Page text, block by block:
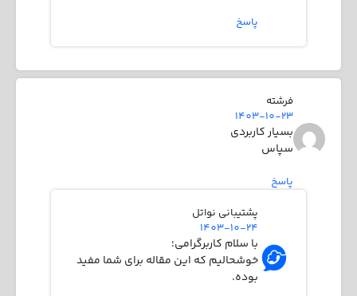
پاسخ
فرشته
1403-10-23
بسیار کاربردی
سپاس
پاسخ
پشتیبانی نواتل
1403-10-24
با سلام کاربرگرامی؛
خوشحالیم که این مقاله برای شما مفید
بوده.